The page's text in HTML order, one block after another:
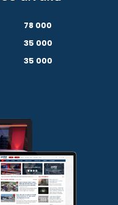
78 000
35 000
35 000